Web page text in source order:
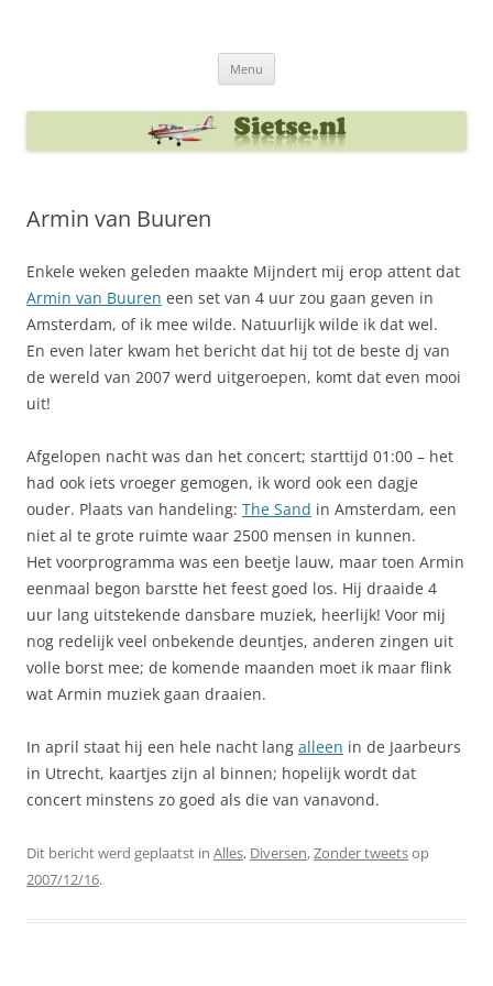
Menu
Armin van Buuren
Enkele weken geleden maakte Mijndert mij erop attent dat
Armin van Buuren een set van 4 uur zou gaan geven in
Amsterdam, of ik mee wilde. Natuurlijk wilde ik dat wel.
En even later kwam het bericht dat hij tot de beste dj van
de wereld van 2007 werd uitgeroepen, komt dat even mooi
uit!
Afgelopen nacht was dan het concert; starttijd 01:00 – het
had ook iets vroeger gemogen, ik word ook een dagje
ouder. Plaats van handeling: The Sand in Amsterdam, een
niet al te grote ruimte waar 2500 mensen in kunnen.
Het voorprogramma was een beetje lauw, maar toen Armin
eenmaal begon barstte het feest goed los. Hij draaide 4
uur lang uitstekende dansbare muziek, heerlijk! Voor mij
nog redelijk veel onbekende deuntjes, anderen zingen uit
volle borst mee; de komende maanden moet ik maar flink
wat Armin muziek gaan draaien.
In april staat hij een hele nacht lang alleen in de Jaarbeurs
in Utrecht, kaartjes zijn al binnen; hopelijk wordt dat
concert minstens zo goed als die van vanavond.
Dit bericht werd geplaatst in Alles, Diversen,Zonder tweetsop
2007/12/16.